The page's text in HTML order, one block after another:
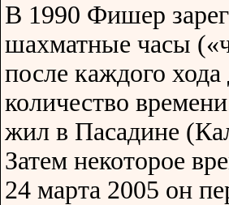
В 1990 Фишер
шахматные часы
после каждого хода
количество
жил в Пасадине
Затем некоторое
24 марта 2005 он